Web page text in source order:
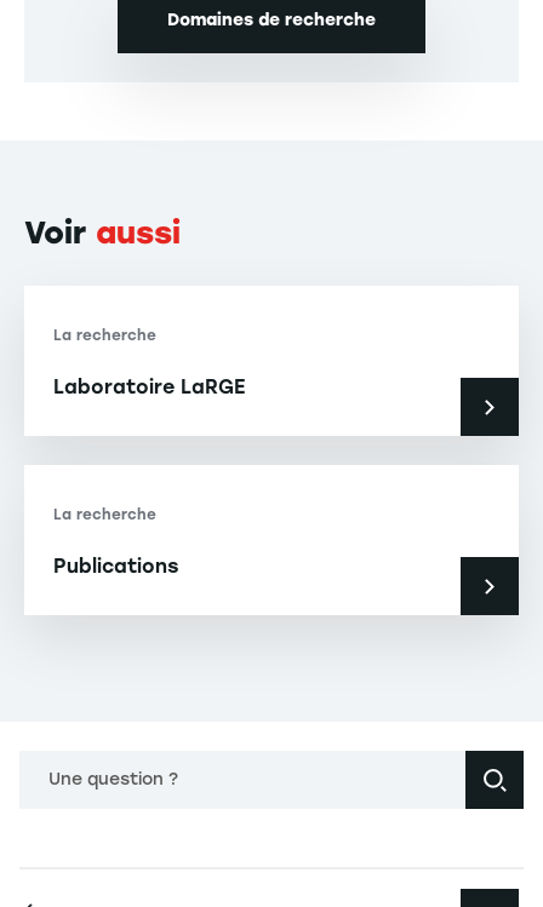
Domaines de recherche
Voir aussi
La recherche
Laboratoire LaRGE
La recherche
Publications
Une question ?